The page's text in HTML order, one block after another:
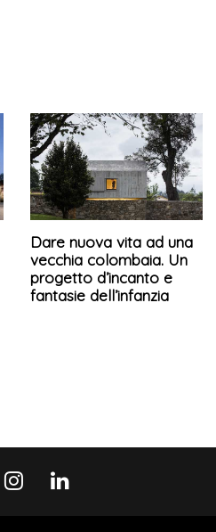
Dare nuova vita ad una
vecchia colombaia. Un
progetto d’incanto e
fantasie dell’infanzia